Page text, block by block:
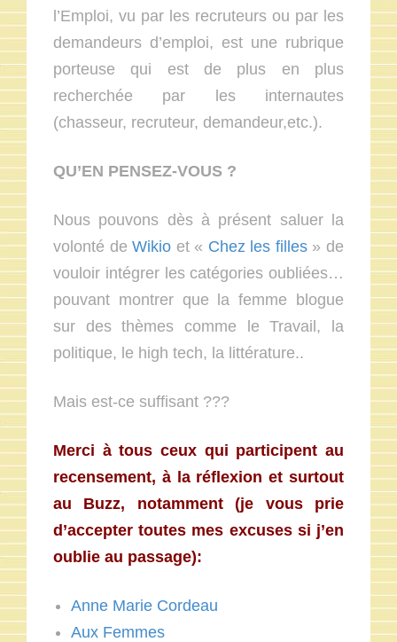
l’Emploi, vu par les recruteurs ou par les
demandeurs d’emploi, est une rubrique
porteuse qui est de plus en plus
recherchée par les internautes
(chasseur, recruteur, demandeur,etc.).
QU’EN PENSEZ-VOUS ?
Nous pouvons dès à présent saluer la
volonté deWikio et « Chez les filles» de
vouloir intégrer les catégories oubliées…
pouvant montrer que la femme blogue
sur des thèmes comme le Travail, la
politique, le high tech, la littérature..
Mais est-ce suffisant ???
Merci à tous ceux qui participent au
recensement, à la réflexion et surtout
au Buzz, notamment (je vous prie
d’accepter toutes mes excuses si j’en
oublie au passage):
Anne Marie Cordeau
Aux Femmes